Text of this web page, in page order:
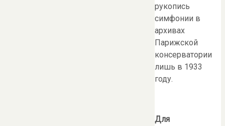
рукопись
симфонии в
архивах
Парижской
консерватории
лишь в 1933
году.
Для